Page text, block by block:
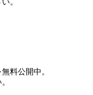
料公開中。